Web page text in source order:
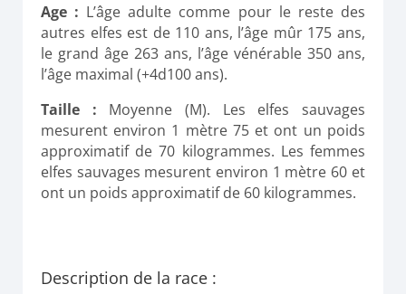
Age : L’âge adulte comme pour le reste des
autres elfes est de 110 ans, l’âge mûr 175 ans,
le grand âge 263 ans, l’âge vénérable 350 ans,
l’âge maximal (+4d100 ans).
Taille : Moyenne (M). Les elfes sauvages
mesurent environ 1 mètre 75 et ont un poids
approximatif de 70 kilogrammes. Les femmes
elfes sauvages mesurent environ 1 mètre 60 et
ont un poids approximatif de 60 kilogrammes.
Description de la race :